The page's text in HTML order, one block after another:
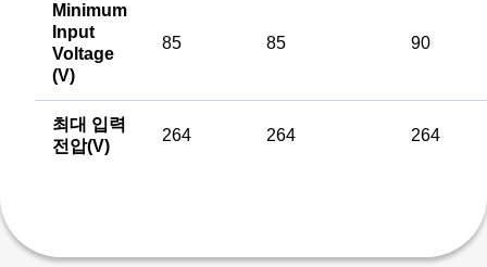
Minimum
Input
Voltage
(V)
85 85 90
최대 입력
전압(V)
264 264 264